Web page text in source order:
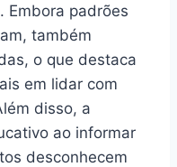
Embora padrões
também
o que destaca
em lidar com
disso, a
ao informar
desconhecem